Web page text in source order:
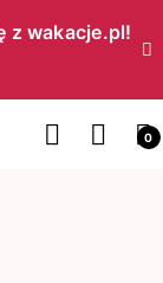
z wakacje.pl!​
0